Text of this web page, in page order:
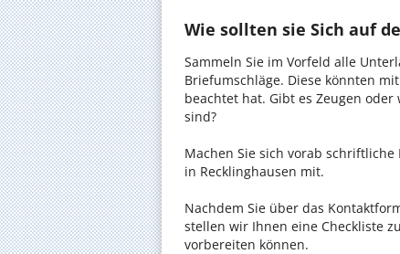
Wie sollten sie Sich auf
Sammeln Sie im Vorfeld alle
Briefumschläge. Diese könnten
beachtet hat. Gibt es Zeugen
sind?
Machen Sie sich vorab
in Recklinghausen mit.
Nachdem Sie über das
stellen wir Ihnen eine Checkliste
vorbereiten können.